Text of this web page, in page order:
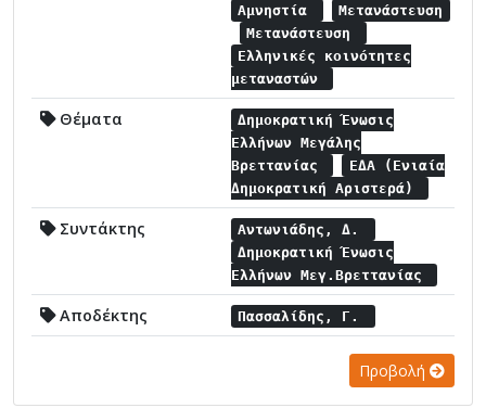
Αμνηστία
Μετανάστευση
Μετανάστευση
Ελληνικές κοινότητες
μεταναστών
Θέματα
Δημοκρατική Ένωσις
Ελλήνων Μεγάλης
Βρεττανίας
ΕΔΑ (Ενιαία
Δημοκρατική Αριστερά)
Συντάκτης
Αντωνιάδης, Δ.
Δημοκρατική Ένωσις
Ελλήνων Μεγ.Βρεττανίας
Αποδέκτης Πασσαλίδης, Γ.
Προβολή